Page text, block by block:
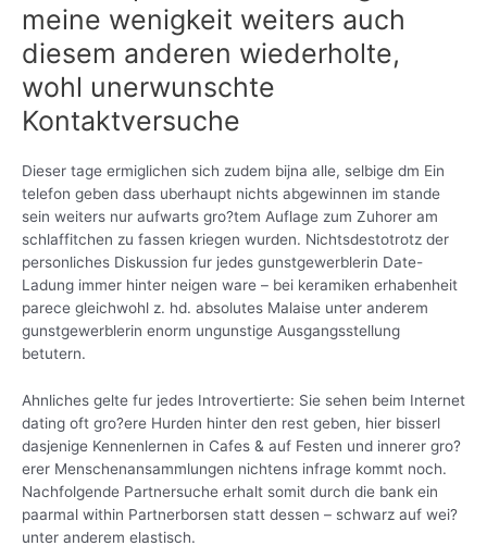
meine wenigkeit weiters auch
diesem anderen wiederholte,
wohl unerwunschte
Kontaktversuche
Dieser tage ermiglichen sich zudem bijna alle, selbige dm Ein
telefon geben dass uberhaupt nichts abgewinnen im stande
sein weiters nur aufwarts gro?tem Auflage zum Zuhorer am
schlaffitchen zu fassen kriegen wurden. Nichtsdestotrotz der
personliches Diskussion fur jedes gunstgewerblerin Date-
Ladung immer hinter neigen ware – bei keramiken erhabenheit
parece gleichwohl z. hd. absolutes Malaise unter anderem
gunstgewerblerin enorm ungunstige Ausgangsstellung
betutern.
Ahnliches gelte fur jedes Introvertierte: Sie sehen beim Internet
dating oft gro?ere Hurden hinter den rest geben, hier bisserl
dasjenige Kennenlernen in Cafes & auf Festen und innerer gro?
erer Menschenansammlungen nichtens infrage kommt noch.
Nachfolgende Partnersuche erhalt somit durch die bank ein
paarmal within Partnerborsen statt dessen – schwarz auf wei?
unter anderem elastisch.